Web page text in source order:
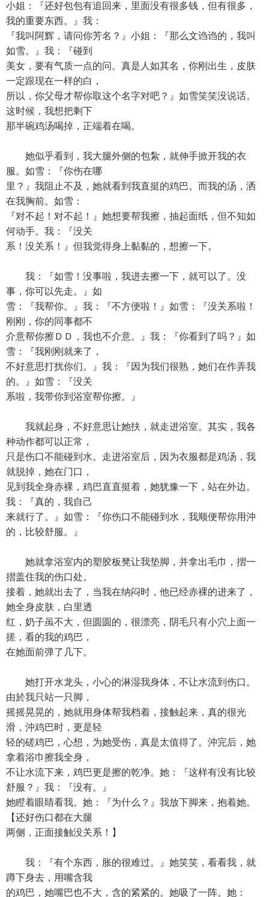
小姐：『还好包包有追回来，里面没有很多钱，但有很多，
我的重要东西。』我：
『我叫阿辉，请问你芳名？』小姐：『那么文诌诌的，我叫
如雪。』我：『碰到
美女，要有气质一点的问。真是人如其名，你刚出生，皮肤
一定跟现在一样的白，
所以，你父母才帮你取这个名字对吧？』如雪笑笑没说话。
这时候，我想把剩下
那半碗鸡汤喝掉，正端着在喝。
她似乎看到，我大腿外侧的包紮，就伸手掀开我的衣
服。如雪：『你伤在哪
里？』我阻止不及，她就看到我直挺的鸡巴。而我的汤，洒
在我胸前。如雪：
『对不起！对不起！』她想要帮我擦，抽起面纸，但不知如
何动手。我：『没关
系！没关系！』但我觉得身上黏黏的，想擦一下。
我：『如雪！没事啦，我进去擦一下，就可以了。没
事，你可以先走。』如
雪：『我帮你。』我：『不方便啦！』如雪：『没关系啦！
刚刚，你的同事都不
介意帮你擦ＤＤ，我也不介意。』我：『你看到了吗？』如
雪：『我刚刚就来了，
不好意思打扰你们。』我：『因为我们很熟，她们在作弄我
的。』如雪：『没关
系啦，我带你到浴室帮你擦。』
我就起身，不好意思让她扶，就走进浴室。其实，我各
种动作都可以正常，
只是伤口不能碰到水。走进浴室后，因为衣服都是鸡汤，我
就脱掉，她在门口，
见到我全身赤裸，鸡巴直直挺着，她犹豫一下，站在外边。
我：『真的，我自己
来就行了。』如雪：『你伤口不能碰到水，我顺便帮你用沖
的，比较舒服。』
她就拿浴室内的塑胶板凳让我垫脚，并拿出毛巾，摺一
摺盖住我的伤口处。
接着，她就出去了，当我在纳闷时，他已经赤裸的进来了，
她全身皮肤，白里透
红，奶子虽不大，但圆圆的，很漂亮，阴毛只有小穴上面一
搓，看的我的鸡巴，
在她面前弹了几下。
她打开水龙头，小心的淋湿我身体，不让水流到伤口。
由於我只站一只脚，
摇摇晃晃的，她就用身体帮我档着，接触起来，真的很光
滑，沖鸡巴时，更是轻
轻的磋鸡巴，心想，为她受伤，真是太值得了。沖完后，她
拿着浴巾擦我全身，
不让水流下来，鸡巴更是擦的乾净。她：『这样有没有比较
舒服？』我：『没有。』
她瞪着眼睛看我。她：『为什么？』我放下脚来，抱着她。
【还好伤口都在大腿
两侧，正面接触没关系！】
我：『有个东西，胀的很难过。』她笑笑，看看我，就
蹲下身去，用嘴含我
的鸡巴，她嘴巴也不大，含的紧紧的。她吸了一阵。她：